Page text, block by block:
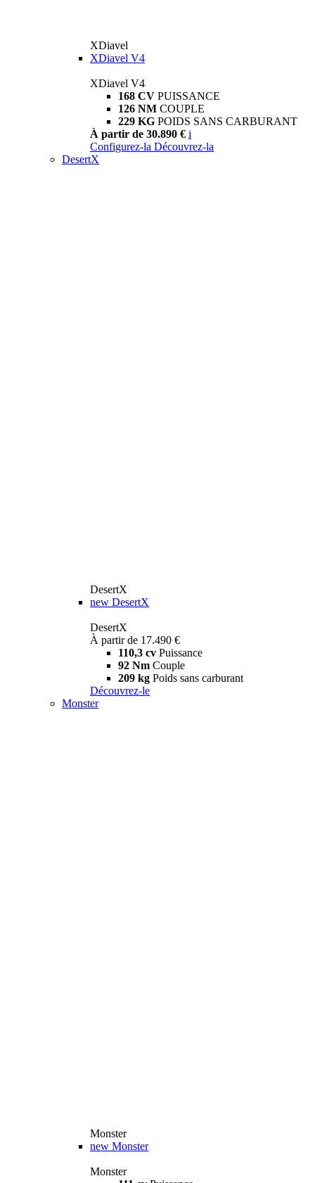
XDiavel
XDiavel V4
XDiavel V4
168 CV PUISSANCE
126 NM COUPLE
229 KG POIDS SANS CARBURANT
À partir de 30.890 € i
Configurez-la Découvrez-la
DesertX
DesertX
new DesertX
DesertX
À partir de 17.490 €
110,3 cv Puissance
92 Nm Couple
209 kg Poids sans carburant
Découvrez-le
Monster
Monster
new Monster
Monster